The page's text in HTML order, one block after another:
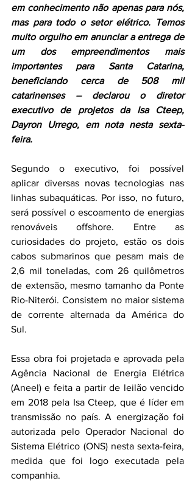
em conhecimento não apenas para nós,
mas para todo o setor elétrico. Temos
muito orgulho em anunciar a entrega de
um dos empreendimentos mais
importantes para Santa Catarina,
beneficiando cerca de 508 mil
catarinenses – declarou o diretor
executivo de projetos da Isa Cteep,
Dayron Urrego, em nota nesta sexta-
feira.
Segundo o executivo, foi possível
aplicar diversas novas tecnologias nas
linhas subaquáticas. Por isso, no futuro,
será possível o escoamento de energias
renováveis offshore. Entre as
curiosidades do projeto, estão os dois
cabos submarinos que pesam mais de
2,6 mil toneladas, com 26 quilômetros
de extensão, mesmo tamanho da Ponte
Rio-Niterói. Consistem no maior sistema
de corrente alternada da América do
Sul.
Essa obra foi projetada e aprovada pela
Agência Nacional de Energia Elétrica
(Aneel) e feita a partir de leilão vencido
em 2018 pela Isa Cteep, que é líder em
transmissão no país. A energização foi
autorizada pelo Operador Nacional do
Sistema Elétrico (ONS) nesta sexta-feira,
medida que foi logo executada pela
companhia.